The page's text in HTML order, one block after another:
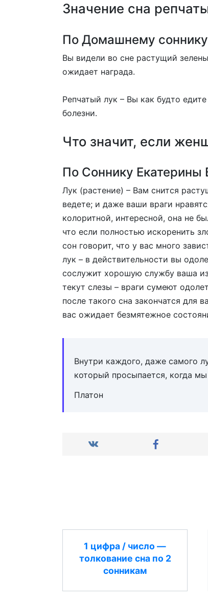
Значение сна
По Домашнему соннику
Вы видели во сне растущий
ожидает награда.
Репчатый лук – Вы как будто
болезни.
Что значит, если
По Соннику Екатерины
Лук (растение) – Вам снится
ведете; и даже ваши враги
колоритной, интересной, она не
что если полностью искоренить
сон говорит, что у вас много
лук – в действительности вы
сослужит хорошую службу ваша
текут слезы – враги сумеют
после такого сна закончатся
вас ожидает безмятежное
Внутри каждого, даже самого
который просыпается, когда
Платон
1 цифра / число —
толкование сна по 2
сонникам